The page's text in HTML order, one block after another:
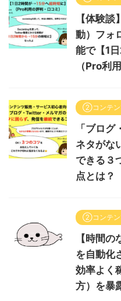
【体験
動）フォ
能で【1
（Pro利
②コンテン
「ブロ
ネタがな
できる３
点とは？
②コンテン
【時間
を自動化
効率よく
方）を暴